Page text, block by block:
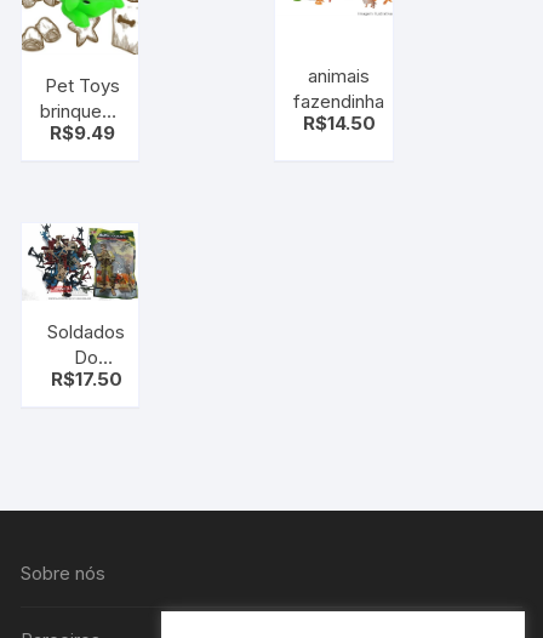
Pet Toys
brinquedo
para seu
R$9.49
animais
fazendinha
R$14.50
Soldados
Do
Exército
com 65
R$17.50
Sobre nós